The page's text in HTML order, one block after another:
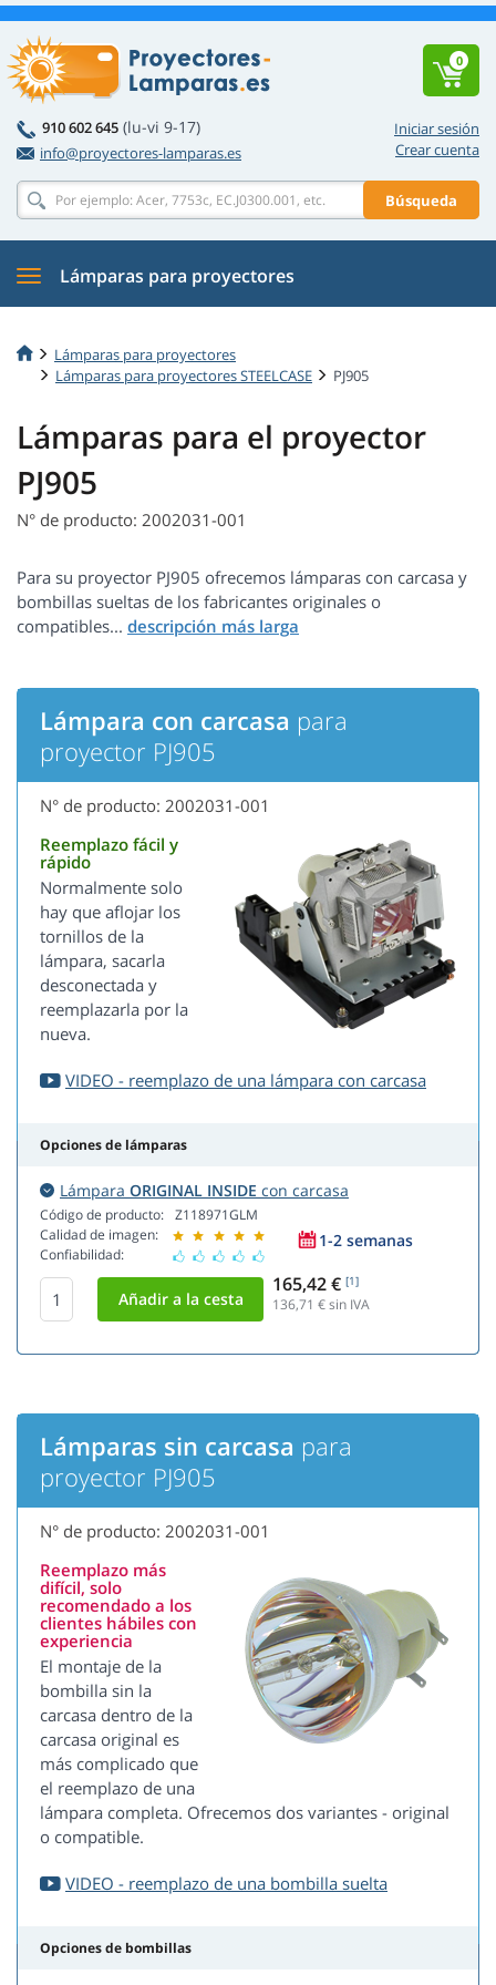
Iniciar sesión
Crear cuenta
910 602 645 (lu-vi 9-17)
info@proyectores-lamparas.es
Búsqueda
0
Lámparas para proyectores
Lámparas para proyectores
Lámparas para proyectores STEELCASE
PJ905
Lámparas para el proyector
PJ905
N° de producto: 2002031-001
Para su proyector PJ905 ofrecemos lámparas con carcasa y
bombillas sueltas de los fabricantes originales o
compatibles...
Lámpara con carcasa para
proyector PJ905
N° de producto: 2002031-001
Reemplazo fácil y
rápido
Normalmente solo
hay que aflojar los
tornillos de la
lámpara, sacarla
desconectada y
reemplazarla por la
nueva.
VIDEO - reemplazo de una lámpara con carcasa
Opciones de lámparas
Lámpara ORIGINAL INSIDE con carcasa
Código de producto:
Calidad de imagen:
Confiabilidad:
Z118971GLM
1-2 semanas
165,42 € [1]
136,71 € sin IVA
Lámparas sin carcasa para
proyector PJ905
N° de producto: 2002031-001
Reemplazo más
difícil, solo
recomendado a los
clientes hábiles con
experiencia
El montaje de la
bombilla sin la
carcasa dentro de la
carcasa original es
más complicado que
el reemplazo de una
lámpara completa. Ofrecemos dos variantes - original
o compatible.
VIDEO - reemplazo de una bombilla suelta
Opciones de bombillas